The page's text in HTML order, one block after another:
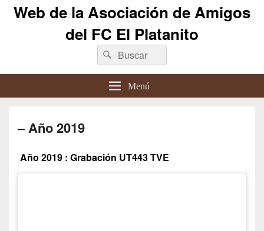
Web de la Asociación de Amigos
del FC El Platanito
Buscar
por:
Buscar
Menú
– Año 2019
Año 2019 : Grabación UT443 TVE